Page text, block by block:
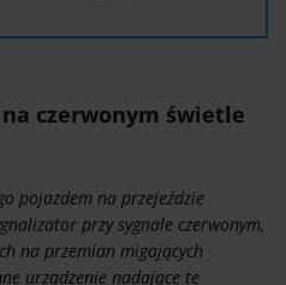
czerwonym świetle
pojazdem na przejeździe
przy sygnale czerwonym,
na przemian migających
urządzenie nadające te